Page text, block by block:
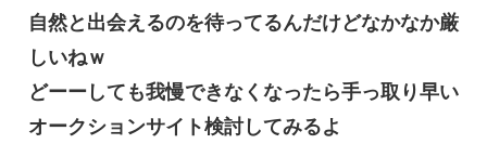
自然と出会えるのを待ってるんだけどなかなか厳
しいねｗ
どーーしても我慢できなくなったら手っ取り早い
オークションサイト検討してみるよ